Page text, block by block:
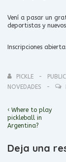
Vení a pasar un
deportistas y
Inscripciones
PICKLE
NOVEDADES
Navegación
de
entradas
La
entrada
anterior
‹ Where to play
pickleball in
Argentina?
Deja una